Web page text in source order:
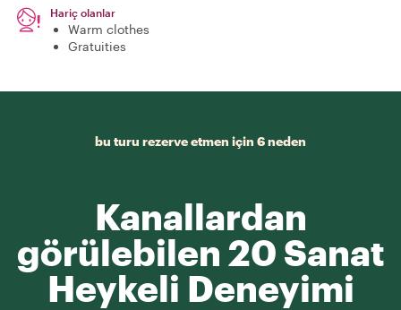
Hariç olanlar
Warm clothes
Gratuities
bu turu rezerve etmen için 6 neden
Kanallardan
görülebilen 20 Sanat
Heykeli Deneyimi